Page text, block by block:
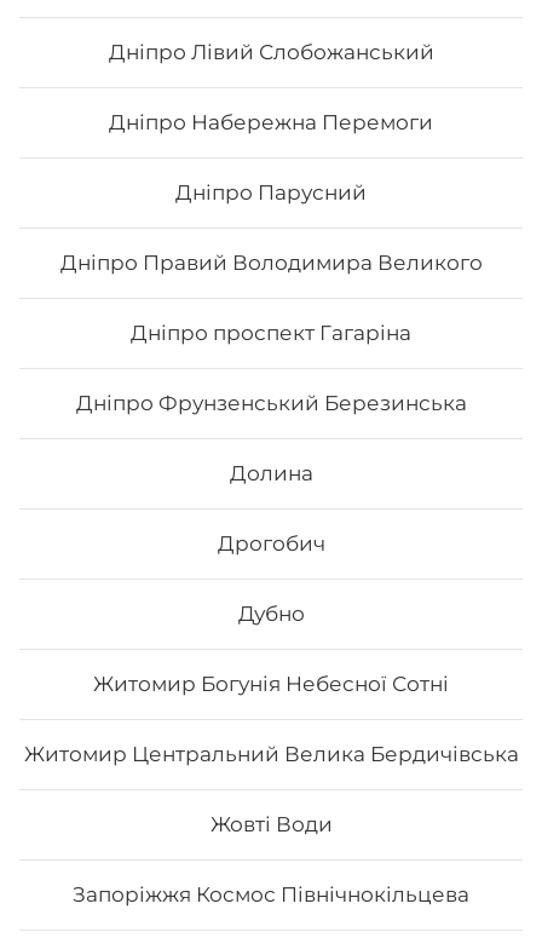
Дніпро Лівий Слобожанський
Дніпро Набережна Перемоги
Дніпро Парусний
Дніпро Правий Володимира Великого
Дніпро проспект Гагаріна
Дніпро Фрунзенський Березинська
Долина
Дрогобич
Дубно
Житомир Богунія Небесної Сотні
Житомир Центральний Велика Бердичівська
Жовті Води
Запоріжжя Космос Північнокільцева
Філадельфія з тигровою креветкою
MAXi (Вдвічі більше риби)
Вага: 310 г. Склад: рис, норі, сир, огірок, авокадо,
₴
Філадельфія класична з вугрем
Вага: 330 г Склад: норі, рис, сир філа, вугор, кунжут,
319₴